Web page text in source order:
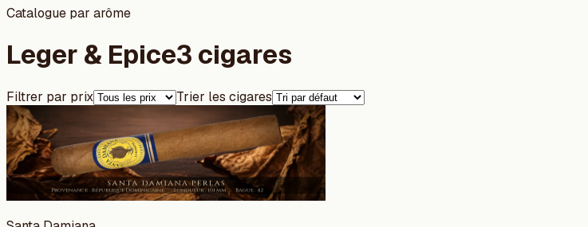
Catalogue par arôme
Leger & Epice3 cigares
Filtrer par prix Trier les cigares